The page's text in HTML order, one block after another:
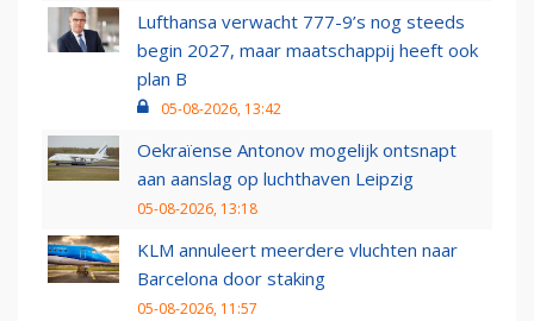
Lufthansa verwacht 777-9’s nog steeds
begin 2027, maar maatschappij heeft ook
plan B
05-08-2026, 13:42
Oekraïense Antonov mogelijk ontsnapt
aan aanslag op luchthaven Leipzig
05-08-2026, 13:18
KLM annuleert meerdere vluchten naar
Barcelona door staking
05-08-2026, 11:57